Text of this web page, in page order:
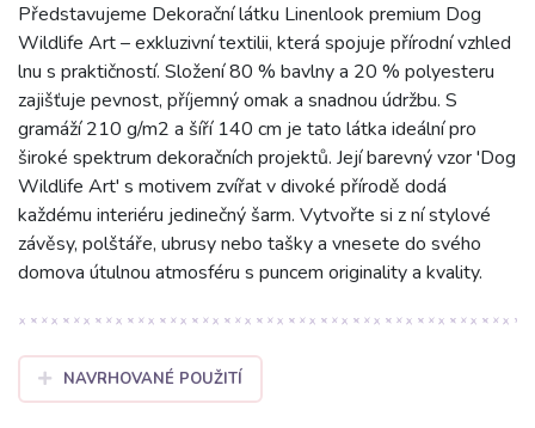
Představujeme Dekorační látku Linenlook premium Dog
Wildlife Art – exkluzivní textilii, která spojuje přírodní vzhled
lnu s praktičností. Složení 80 % bavlny a 20 % polyesteru
zajišťuje pevnost, příjemný omak a snadnou údržbu. S
gramáží 210 g/m2 a šíří 140 cm je tato látka ideální pro
široké spektrum dekoračních projektů. Její barevný vzor 'Dog
Wildlife Art' s motivem zvířat v divoké přírodě dodá
každému interiéru jedinečný šarm. Vytvořte si z ní stylové
závěsy, polštáře, ubrusy nebo tašky a vnesete do svého
domova útulnou atmosféru s puncem originality a kvality.
NAVRHOVANÉ POUŽITÍ